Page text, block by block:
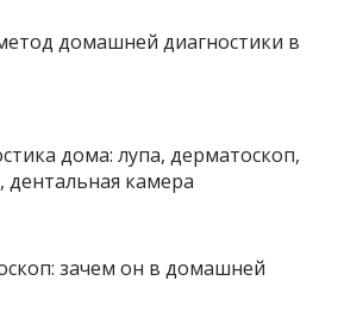
домашней диагностики в
дома: лупа, дерматоскоп,
дентальная камера
зачем он в домашней